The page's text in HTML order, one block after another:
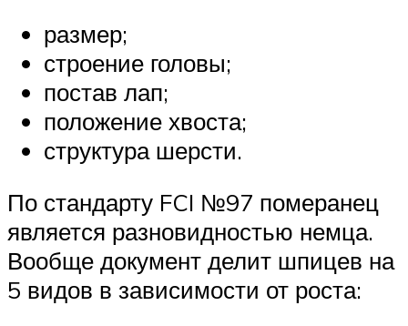
размер;
строение головы;
постав лап;
положение хвоста;
структура шерсти.
По стандарту FCI №97 померанец
является разновидностью немца.
Вообще документ делит шпицев на
5 видов в зависимости от роста: